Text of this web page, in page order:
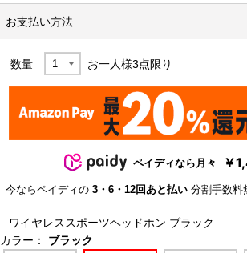
お支払い方法
数量 お一人様3点限り
ペイディなら月々 ￥
今ならペイディの 3・6・12回あと払い 分割手数
ワイヤレススポーツヘッドホン ブラック
カラー： ブラック